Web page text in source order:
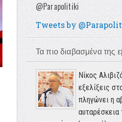
@Parapolitiki
Tweets by
Τα πιο διαβασμένα της
Νίκος
εξελίξεις
πληγώνει η
αυταρέσκεια